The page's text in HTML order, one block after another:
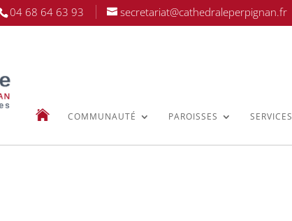
04 68 64 63 93 secretariat@cathedraleperpignan.fr
COMMUNAUTÉ PAROISSES SERVICES